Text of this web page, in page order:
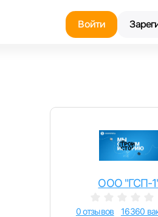
Войти
ООО "ГСП-
0 отзывов 16360